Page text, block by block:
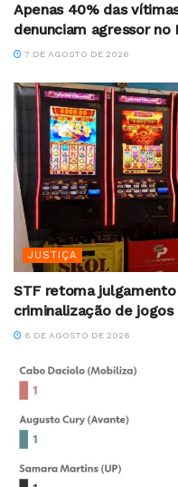
Apenas 40% das
denunciam agressor no
7 DE AGOSTO DE 2026
JUSTIÇA
STF retoma
criminalização de jogos
6 DE AGOSTO DE 2026